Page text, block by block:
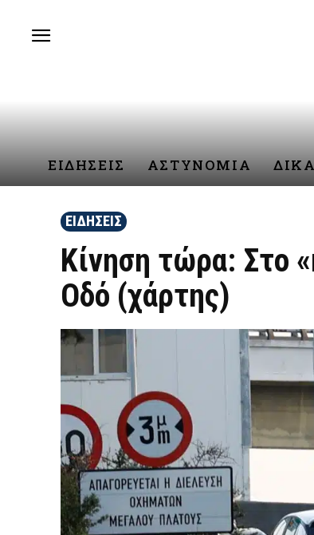
ΕΙΔΗΣΕΙΣ ΑΣΤΥΝΟΜΙΑ
ΕΙΔΗΣΕΙΣ
Κίνηση τώρα: Στο
Οδό (χάρτης)